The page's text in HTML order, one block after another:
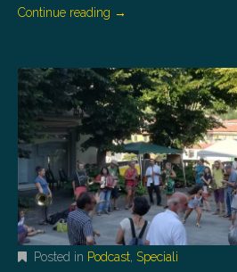
Continue reading →
Posted in Podcast, Speciali